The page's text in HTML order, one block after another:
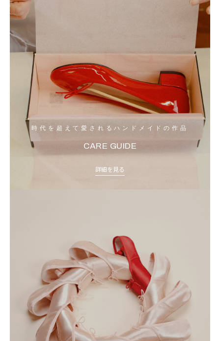
時代を超えて愛されるハンドメイドの作品
CARE GUIDE
詳細を見る